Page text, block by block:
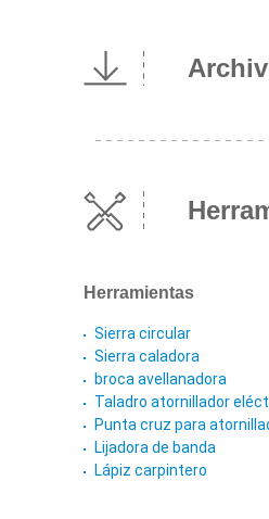
Herramientas
Sierra circular
Sierra caladora
broca avellanadora
Taladro atornillador
Punta cruz para
Lijadora de banda
Lápiz carpintero